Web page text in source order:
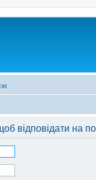
відповідати на